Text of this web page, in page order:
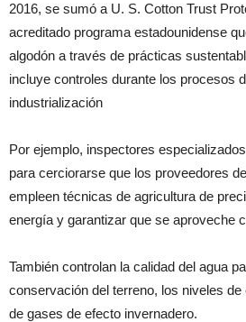
2016, se sumó a U. S. Cotton Trust
acreditado programa estadounidense
algodón a través de prácticas
incluye controles durante los procesos
industrialización
Por ejemplo, inspectores
para cerciorarse que los proveedores
empleen técnicas de agricultura de
energía y garantizar que se aproveche
También controlan la calidad del agua
conservación del terreno, los niveles
de gases de efecto invernadero.